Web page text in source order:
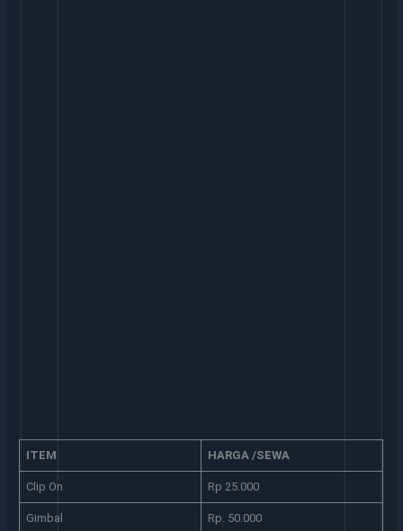
ITEM HARGA /SEWA
Clip On Rp 25.000
Gimbal Rp. 50.000